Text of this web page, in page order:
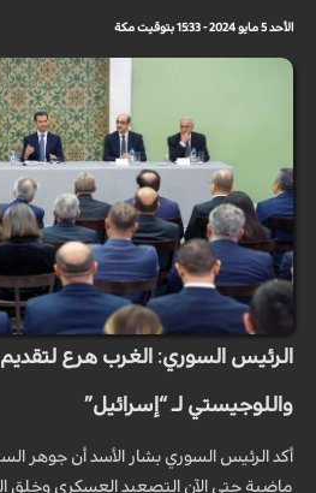
الأحد 5 مايو 2024 - 15:33 بتوقيت مكة
الرئيس السوري: الغرب هرع
واللوجيستي لـ “إسرائيل”
أكد الرئيس السوري بشار الأسد أن جوهر
ماضية حتى الآن التصعيد العسكري وخلق